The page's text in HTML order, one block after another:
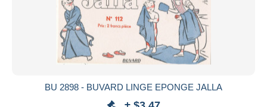
BU 2898 - BUVARD LINGE EPONGE JALLA